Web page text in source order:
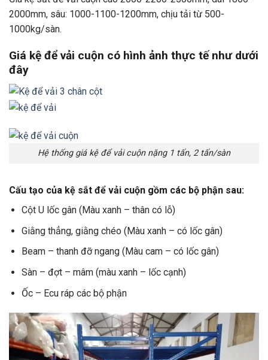
2000mm, sâu: 1000-1100-1200mm, chịu tải từ 500-
1000kg/sàn.
Giá kệ để vải cuộn có hình ảnh thực tế như dưới
đây
Hệ thống giá kệ để vải cuộn nặng 1 tấn, 2 tấn/sàn
Cấu tạo của kệ sắt để vải cuộn gồm các bộ phận sau:
Cột U lốc gân (Màu xanh – thân có lỗ)
Giằng thẳng, giằng chéo (Màu xanh – có lốc gân)
Beam – thanh đỡ ngang (Màu cam – có lốc gân)
Sàn – đợt – mâm (màu xanh – lốc cạnh)
Ốc – Ecu ráp các bộ phận